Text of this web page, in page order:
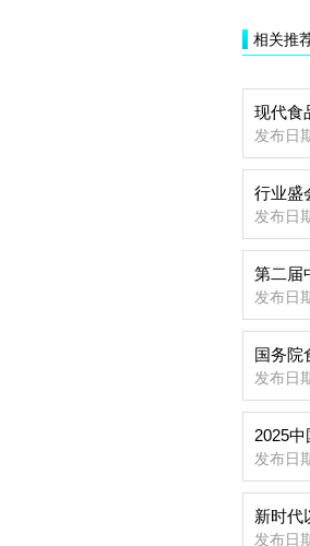
相关推
现代食
发布日
发布日
第二届
发布日
国务院
发布日
2025
发布日
新时代
发布日